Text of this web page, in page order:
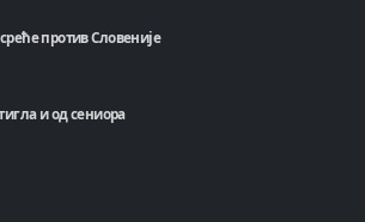
против Словеније
и од сениора